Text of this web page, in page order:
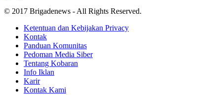
© 2017 Brigadenews - All Rights Reserved.
Ketentuan dan Kebijakan Privacy
Kontak
Panduan Komunitas
Pedoman Media Siber
Tentang Kobaran
Info Iklan
Karir
Kontak Kami